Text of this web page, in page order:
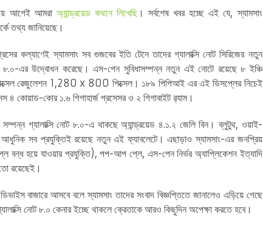
আগেই আমরা অ্যান্ড্রয়েড কথনে লিখেছি। সর্বশেষ খবর হচ্ছে এই যে, স্যামসাং
তথ্য জানিয়েছে।
কল্যাণেই স্যামসাং সব গুজবের ইতি টেনে তাদের গ্যালাক্সি নোট সিরিজের নতুন
৮.০-এর উদ্বোধন করেছে। এস-পেন সুবিধাসম্পন্ন নতুন এই নোটে রয়েছে ৮ ইঞ্চি
রেজুলেশন 1,280 x 800 পিক্সেল। ১৮৯ পিপিআই এর এই ডিসপ্লের নিচেই
৪ কোয়াড-কোর ১.৬ গিগাহার্জ প্রসেসর ও ২ গিগাবাইট র‌্যাম।
সম্পন্ন গ্যালাক্সি নোট ৮.০-এ থাকছে অ্যান্ড্রয়েড ৪.১.২ জেলি বিন। ব্লুটুথ, ওয়াই-
সব প্রযুক্তিই রয়েছে নতুন এই ফ্যাবলেটে। এছাড়াও স্যামসাং-এর জনপ্রিয়
বন্ধ হয়ে যাওয়ার প্রযুক্তি), পপ-আপ প্লে, এস-পেন নির্ভর অ্যাপ্লিকেশন ইত্যাদি
তো রয়েছেই।
বাজারে আসবে বলে স্যামসাং তাদের সংবাদ বিজ্ঞপ্তিতে জানালেও এড়িয়ে গেছে
নোট ৮.০ কেনার ইচ্ছে থাকলে ক্রেতাকে আরও কিছুদিন অপেক্ষা করতে হবে।